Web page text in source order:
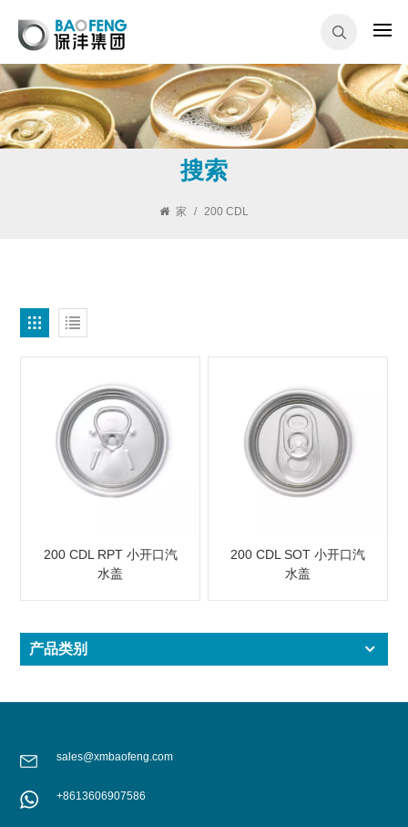
搜索
家 / 200 CDL
200 CDL RPT 小开口汽
水盖
200 CDL SOT 小开口汽
水盖
产品类别
sales@xmbaofeng.com
+8613606907586